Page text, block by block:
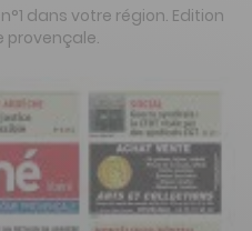
dans votre région. Edition
provençale.